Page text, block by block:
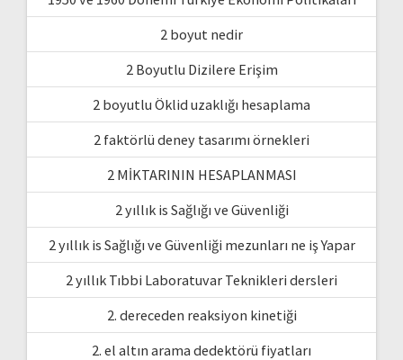
2 boyut nedir
2 Boyutlu Dizilere Erişim
2 boyutlu Öklid uzaklığı hesaplama
2 faktörlü deney tasarımı örnekleri
2 MİKTARININ HESAPLANMASI
2 yıllık is Sağlığı ve Güvenliği
2 yıllık is Sağlığı ve Güvenliği mezunları ne iş Yapar
2 yıllık Tıbbi Laboratuvar Teknikleri dersleri
2. dereceden reaksiyon kinetiği
2. el altın arama dedektörü fiyatları